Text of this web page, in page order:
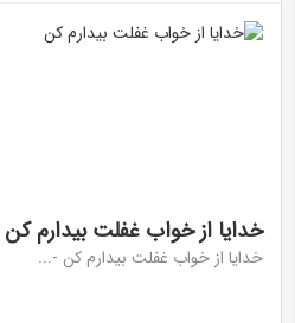
خدایا از خواب غفلت بیدارم کن
خدایا از خواب غفلت بیدارم کن -...